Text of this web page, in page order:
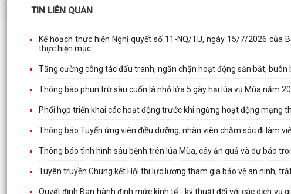
TIN LIÊN QUAN
Kế hoạch thực hiện Nghị quyết số 11-NQ/TU, ngày 15/7/2026
thực hiện mục...
Tăng cường công tác đấu tranh, ngăn chặn hoạt động săn bắt,
Thông báo phun trừ sâu cuốn lá nhỏ lứa 5 gây hại lúa vụ Mùa năm
Phối hợp triển khai các hoạt động trước khi ngừng hoạt động mạng
Thông báo Tuyển ứng viên điều dưỡng, nhân viên chăm sóc đi làm
Thông báo tình hình sâu bệnh trên lúa Mùa, cây ăn quả và dự báo
Tuyên truyền Chung kết Hội thi lực lượng tham gia bảo vệ an ninh,
Quyết định Ban hành định mức kinh tế - kỹ thuật đối với các dịch